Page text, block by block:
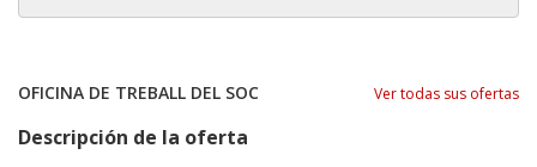
OFICINA DE TREBALL DEL SOC Ver todas sus ofertas
Descripción de la oferta